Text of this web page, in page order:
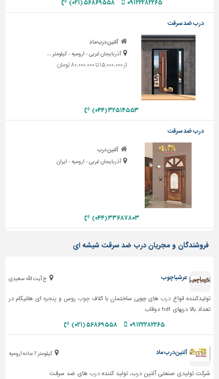
دیوارپوش،
کفپوش
و
سنگ
سرویس
بهداشتی
ابزار،یراق
و
ماشین
برقی،روشنایی،ایمنی
محوطه
سازی
و
نما
ساخت
و
ساختمان
ترافیک
سازه
سایر
۰۹۱۲۲۲۸۲۲۶۵ ۵۶۸۶۹۵۵۸ (۰۲۱)
درب ضد سرقت
آلتین درب ماد
آذربایجان غربی - ارومیه - کیلومتر ...
از ۱۵,۰۰۰,۰۰۰ تا ۸۰,۰۰۰,۰۰۰ تومان
۳۲۵۱۴۵۵۳ (۰۴۴)
درب ضد سرقت
آلتین درب
آذربایجان غربی - ارومیه - ایران
۳۳۶۸۷۸۰۳ (۰۴۴)
فروشندگان و مجریان درب ضد سرقت شیشه ای
خ آیت الله سعیدی عرشیا چوب
تولیدکننده انواع درب های چوبی ساختمان با کلافچوب روس و پنجره ای هانیکام در
تعداد بالا دربهای hdf دوقاب
۰۹۱۲۲۲۸۲۲۶۵ ۵۶۸۶۹۵۵۸ (۰۲۱)
کیلومتر 7 جاده ارومیه آلتین درب ماد
شرکت تولیدی صنعتی آلتین درب، تولید کنندهدرب های ضد سرقت